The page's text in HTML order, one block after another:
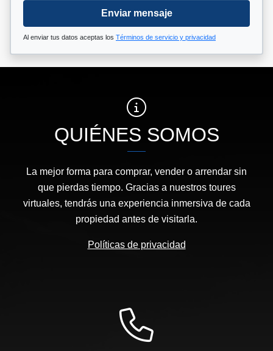
Enviar mensaje
Al enviar tus datos aceptas los Términos de servicio y privacidad
QUIÉNES SOMOS
La mejor forma para comprar, vender o arrendar sin
que pierdas tiempo. Gracias a nuestros toures
virtuales, tendrás una experiencia inmersiva de cada
propiedad antes de visitarla.
Políticas de privacidad